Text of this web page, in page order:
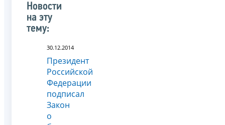
Новости
на эту
тему:
30.12.2014
Президент
Российской
Федерации
подписал
Закон
о